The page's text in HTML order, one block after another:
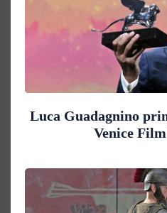
Luca Guadagnino
Venice